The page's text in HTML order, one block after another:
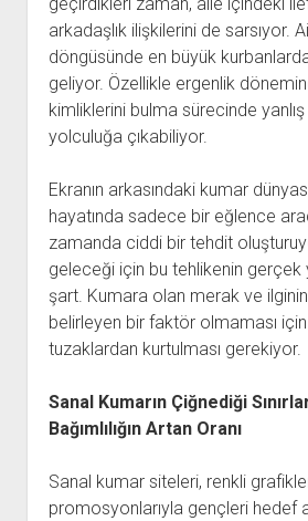
arkadaşlık ilişkilerini de sarsıyor.
döngüsünde en büyük
geliyor. Özellikle ergenlik
kimliklerini bulma sürecinde
yolculuğa çıkabiliyor.
Ekranın arkasındaki kumar
hayatında sadece bir eğlence
zamanda ciddi bir tehdit
geleceği için bu tehlikenin gerçek
şart. Kumara olan merak ve
belirleyen bir faktör olmaması
tuzaklardan kurtulması gerekiyor.
Sanal Kumarın Çiğnediği
Bağımlılığın Artan Oranı
Sanal kumar siteleri, renkli
promosyonlarıyla gençleri hedef